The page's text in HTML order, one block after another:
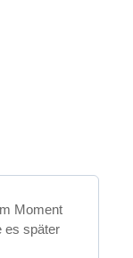
Moment
es später